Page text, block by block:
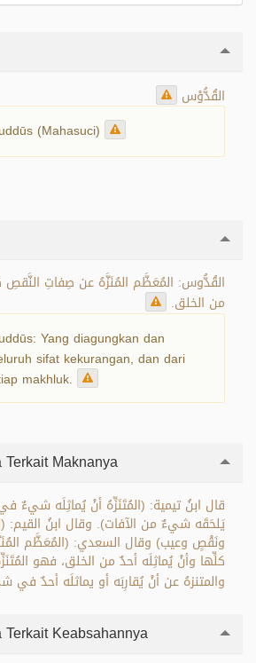
القُدُّوْس
(Mahasuci)
القُدُّوس: المُعَظَّم المُنَزَّهُ عن صِفاتِ النَّقصِ
من الخلق.
Yang diagungkan dan
sifat kekurangan, dan dari
makhluk.
Maknanya
قال ابنُ تيمية: (المُتَنَزِّهُ أنْ يُماثِلَه شيءٌ
يَلحَقَه شيءٌ من الآفات). وقال ابنُ القيم:
ونَقْصٍ وعيب) وقال السعدي: (المُعَظَّم
كلِّها وأنْ يُماثِلَه أحدٌ من الخلق، فهو
والمتنزهُ عن أنْ يُقارِبَه أو يماثلَه أحدٌ
Keabsahannya